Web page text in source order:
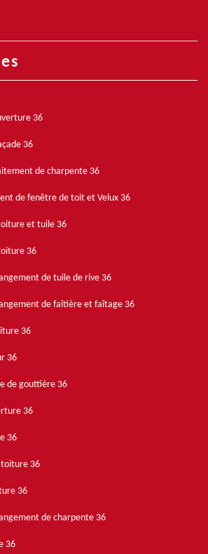
36
36
de charpente 36
de fenêtre de toit et Velux 36
et tuile 36
36
de tuile de rive 36
de faîtière et faîtage 36
36
36
de gouttière 36
36
36
36
36
de charpente 36
36